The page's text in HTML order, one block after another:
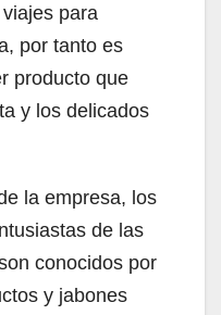
para
por tanto es
producto que
y los delicados
la empresa, los
de las
conocidos por
y jabones